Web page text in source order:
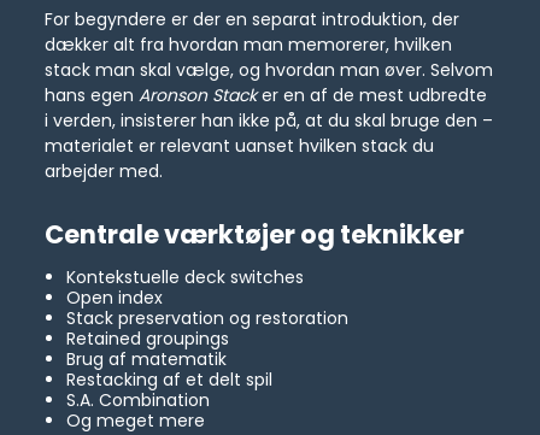
For begyndere er der en separat introduktion, der
dækker alt fra hvordan man memorerer, hvilken
stack man skal vælge, og hvordan man øver. Selvom
hans egenAronson Stacker en af de mest udbredte
i verden, insisterer han ikke på, at du skal bruge den –
materialet er relevant uanset hvilken stack du
arbejder med.
Centrale værktøjer og teknikker
Kontekstuelle deck switches
Open index
Stack preservation og restoration
Retained groupings
Brug af matematik
Restacking af et delt spil
S.A. Combination
Og meget mere